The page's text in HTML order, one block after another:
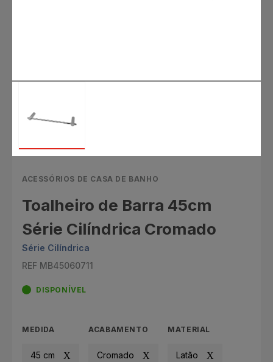
ACESSÓRIOS DE CASA DE BANHO
Toalheiro de Barra 45cm
Série Cilíndrica Cromado
Série Cilíndrica
REF MB45060711
DISPONÍVEL
MEDIDA
45 cm
ACABAMENTO
Cromado
MATERIAL
Latão